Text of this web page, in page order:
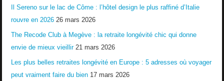
Il Sereno sur le lac de Côme : l’hôtel design le plus raffiné d’Italie
rouvre en 2026 26 mars 2026
The Recode Club à Megève : la retraite longévité chic qui donne
envie de mieux vieillir 21 mars 2026
Les plus belles retraites longévité en Europe : 5 adresses où voyager
peut vraiment faire du bien 17 mars 2026